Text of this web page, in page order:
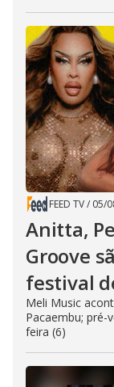
FEED TV/ 05/
Anitta,
Groove
festival
Meli Music
Pacaembu; pré-
feira (6)